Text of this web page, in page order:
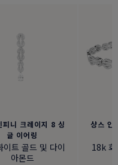
피니 크레이지 8 싱
글 이어링
이트 골드 및 다이
아몬드
샹스 인
18k 화